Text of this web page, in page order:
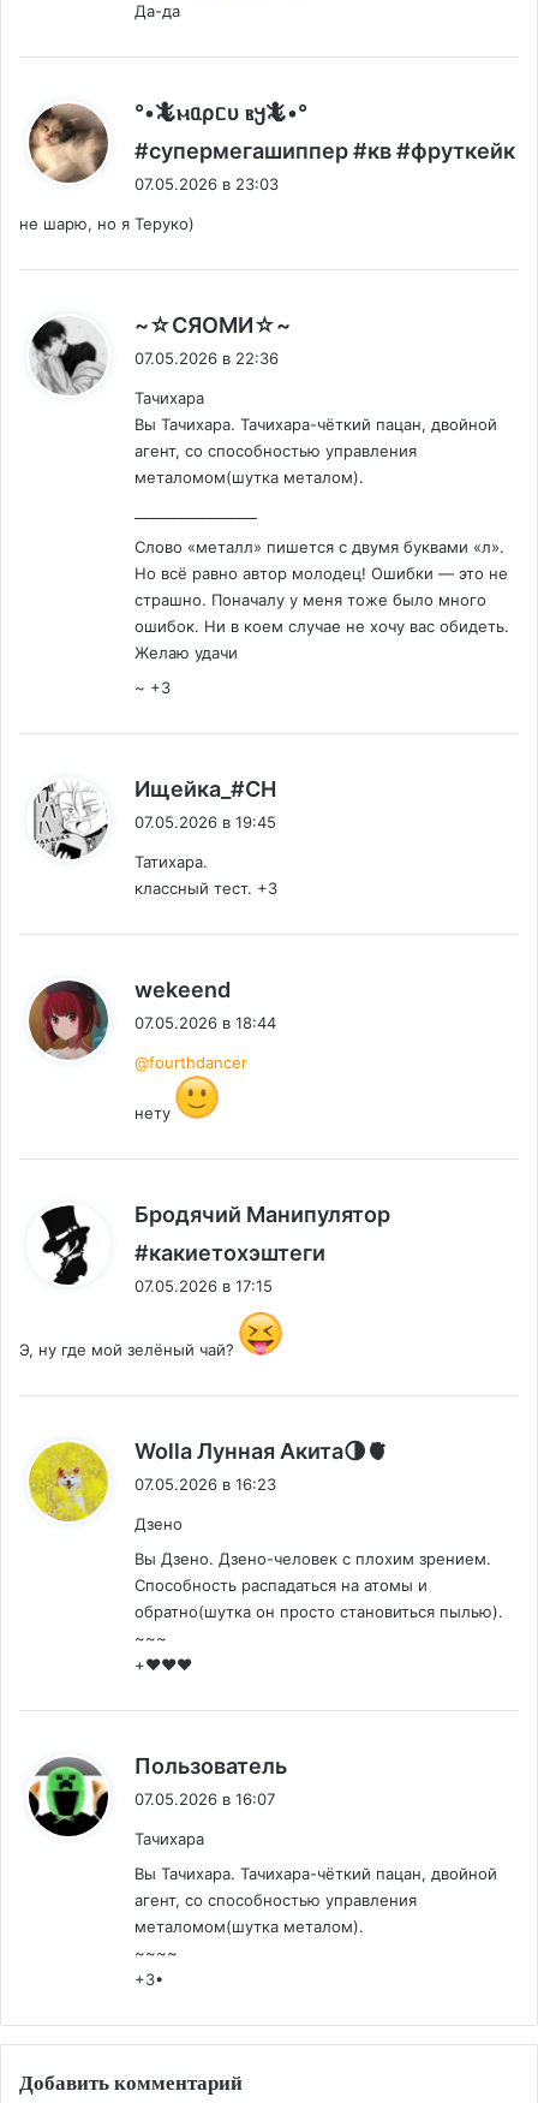
Да-да
°•🦎ⲙᥲρᥴυ ⲃ𐔤🦎•°
#супермегашиппер #кв #фруткейк
07.05.2026 в 23:03
не шарю, но я Теруко)
~☆СЯОМИ☆~
07.05.2026 в 22:36
Тачихара
Вы Тачихара. Тачихара-чёткий пацан, двойной
агент, со способностью управления
металомом(шутка металом).
Слово «металл» пишется с двумя буквами «л».
Но всё равно автор молодец! Ошибки — это не
страшно. Поначалу у меня тоже было много
ошибок. Ни в коем случае не хочу вас обидеть.
Желаю удачи
~ +3
Ищейка_#СН
07.05.2026 в 19:45
Татихара.
классный тест. +3
wekeend
07.05.2026 в 18:44
@fourthdancer
нету
Бродячий Манипулятор
#какиетохэштеги
07.05.2026 в 17:15
Э, ну где мой зелёный чай?
Wolla Лунная Акита🌗🫀
07.05.2026 в 16:23
Дзено
Вы Дзено. Дзено-человек с плохим зрением.
Способность распадаться на атомы и
обратно(шутка он просто становиться пылью).
~~~
+❤️❤️❤️
Пользователь
07.05.2026 в 16:07
Тачихара
Вы Тачихара. Тачихара-чёткий пацан, двойной
агент, со способностью управления
металомом(шутка металом).
~~~~
+3•
Добавить комментарий